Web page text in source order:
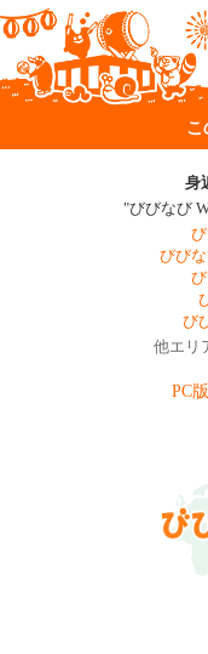
こ
身
"びびなび
びび
び
他エリ
PC版